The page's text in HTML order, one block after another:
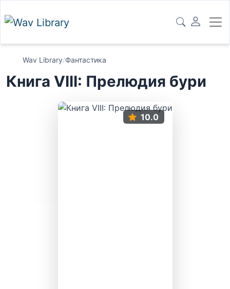
Wav Library/Фантастика
Книга VIII: Прелюдия бури
10.0